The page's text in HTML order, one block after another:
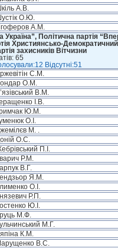
А.В.
О.Ю.
А.М.
Політична партія
Християнсько-
захисників Вітчизни
65
Відсутні:51
С.М.
О.М.
В.М.
І.В.
Ю.М.
О.І.
М. .
О.С.
П.І.
Р.М.
В.Г.
Я.М.
О.І.
Р.П.
Ю.І.
М.Ф.
М.Г.
К.М.
В.С.